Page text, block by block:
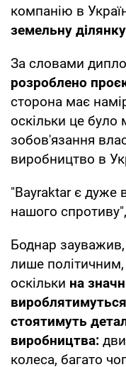
компанію в
земельну
За словами
розроблено
сторона має
оскільки це
зобов'язання
виробництво в
"Bayraktar є дуже
нашого
Боднар
лише
оскільки на
стоятимуть
виробництва:
колеса, багато